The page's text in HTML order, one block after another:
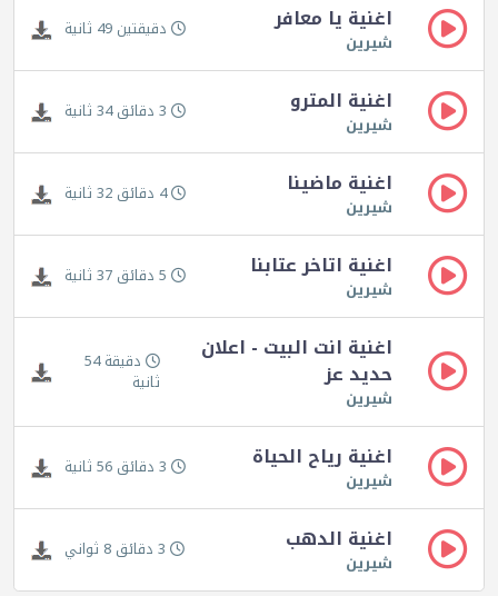
اغنية يا معافر
شيرين دقيقتين 49 ثانية
اغنية المترو
شيرين 3 دقائق 34 ثانية
اغنية ماضينا
شيرين 4 دقائق 32 ثانية
اغنية اتاخر عتابنا
شيرين 5 دقائق 37 ثانية
اغنية انت البيت - اعلان
حديد عز
شيرين
دقيقة 54
ثانية
اغنية رياح الحياة
شيرين 3 دقائق 56 ثانية
اغنية الدهب
شيرين 3 دقائق 8 ثواني